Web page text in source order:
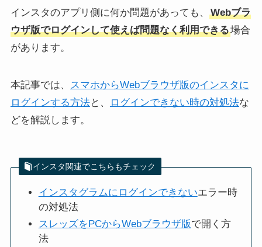
インスタのアプリ側に何か問題があっても、
Webブラ
ウザ版でログインして使えば問題なく利用できる場合
があります。
本記事では、 スマホからWebブラウザ版のインスタに
ログインする方法と、 ログインできない時の対処法な
どを解説します。
インスタ関連でこちらもチェック
インスタグラムにログインできないエラー時
の対処法
スレッズをPCからWebブラウザ版で開く方
法